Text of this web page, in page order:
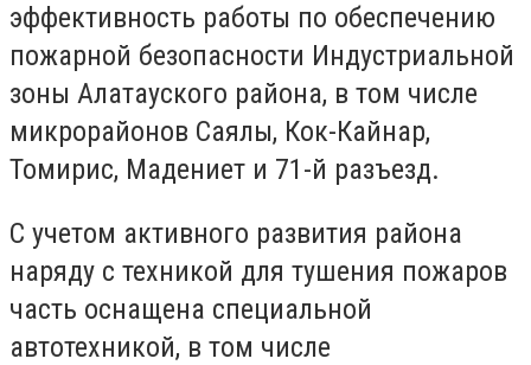
эффективность работы по обеспечению
пожарной безопасности Индустриальной
зоны Алатауского района, в том числе
микрорайонов Саялы, Кок-Кайнар,
Томирис, Мадениет и 71-й разъезд.
С учетом активного развития района
наряду с техникой для тушения пожаров
часть оснащена специальной
автотехникой, в том числе